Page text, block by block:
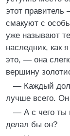
этот
смакуют с
уже называют
наследник, как
это, — она
вершину
— Каждый
лучше всего.
— А с чего ты
делал бы он?